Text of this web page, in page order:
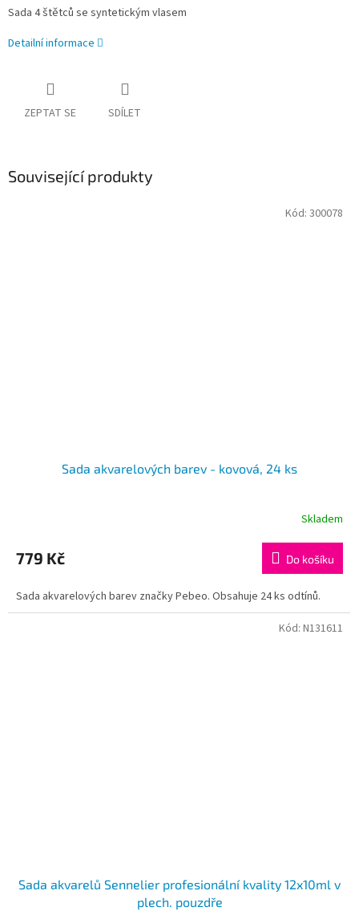
Sada 4 štětců se syntetickým vlasem
Detailní informace
ZEPTAT SE SDÍLET
Související produkty
Sada akvarelových barev - kovová, 24 ks
Skladem
779 Kč Do košíku
Sada akvarelových barev značky Pebeo. Obsahuje 24 ks odtínů.
Kód: 300078
Sada akvarelů Sennelier profesionální kvality 12x10ml v
plech. pouzdře
Kód: N131611